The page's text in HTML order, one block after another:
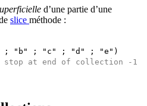
d’une partie d’une
slice méthode :
; "b" ; "c" ; "d" ; "e")
stop at end of collection -1